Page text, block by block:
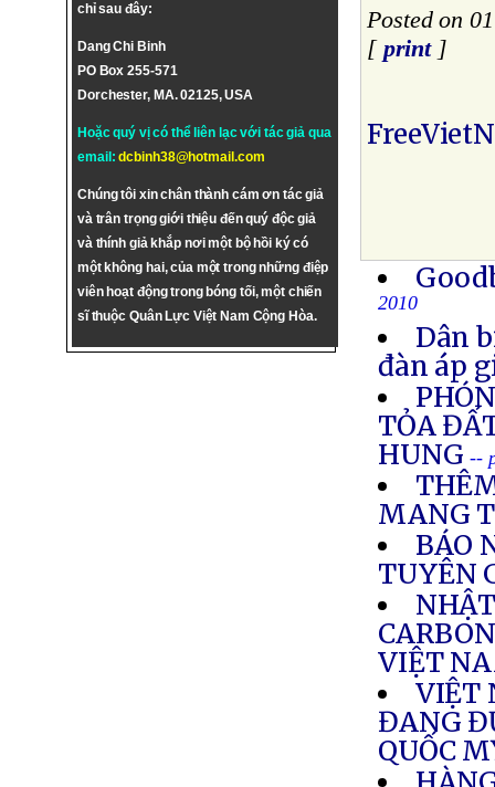
chỉ sau đây:
Dang Chi Binh
PO Box 255-571
Dorchester, MA. 02125, USA
Hoặc quý vị có thể liên lạc với tác giả qua
email:dcbinh38@hotmail.com
Chúng tôi xin chân thành cám ơn tác giả
và trân trọng giới thiệu đến quý độc giả
và thính giả khắp nơi một bộ hồi ký có
một không hai, của một trong những điệp
viên hoạt động trong bóng tối, một chiến
sĩ thuộc Quân Lực Việt Nam Cộng Hòa.
Posted on
[ print]
2010
Dân
đàn áp
TỎA
HUNG --
MANG
BÁO
TUYÊN
VIỆT
VIỆT
ĐANG
QUỐC